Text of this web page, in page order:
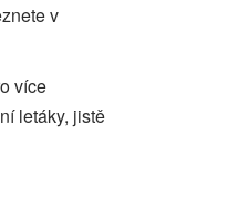
v
více
letáky, jistě